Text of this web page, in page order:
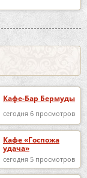
Кафе-Бар Бермуды
сегодня 6 просмотров
Кафе «Госпожа
удача»
сегодня 5 просмотров